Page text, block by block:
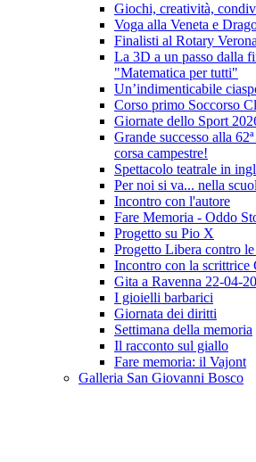
Giochi, creatività,
Voga alla Veneta e
Finalisti al Rotary Verona
La 3D a un passo dalla
"Matematica per tutti"
Un’indimenticabile
Corso primo Soccorso
Giornate dello Sport
Grande successo alla
corsa campestre!
Spettacolo teatrale in
Per noi si va... nella
Incontro con l'autore
Fare Memoria - Oddo
Progetto su Pio X
Progetto Libera contro
Incontro con la
Gita a Ravenna 22-04-
I gioielli barbarici
Giornata dei diritti
Settimana della memoria
Il racconto sul giallo
Fare memoria: il Vajont
Galleria San Giovanni Bosco